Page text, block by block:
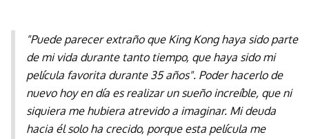
"Puede parecer extraño que King Kong haya sido parte
de mi vida durante tanto tiempo, que haya sido mi
película favorita durante 35 años". Poder hacerlo de
nuevo hoy en día es realizar un sueño increíble, que ni
siquiera me hubiera atrevido a imaginar. Mi deuda
hacia él solo ha crecido, porque esta película me